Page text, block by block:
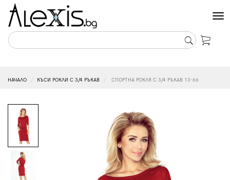
НАЧАЛО КЪСИ РОКЛИ С 3/4 РЪКАВ СПОРТНА РОКЛЯ С 3/4 РЪКАВ 13-66